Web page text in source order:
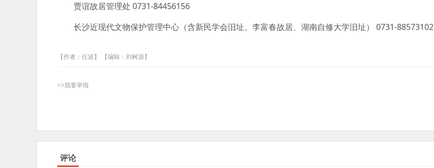
贾谊故居管理处 0731-84456156
长沙近现代文物保护管理中心（含新民学会旧址、李富春故居、湖南自修大学旧址） 0731-88573102
【作者：任波】 【编辑：刘树源】
>>我要举报
评论